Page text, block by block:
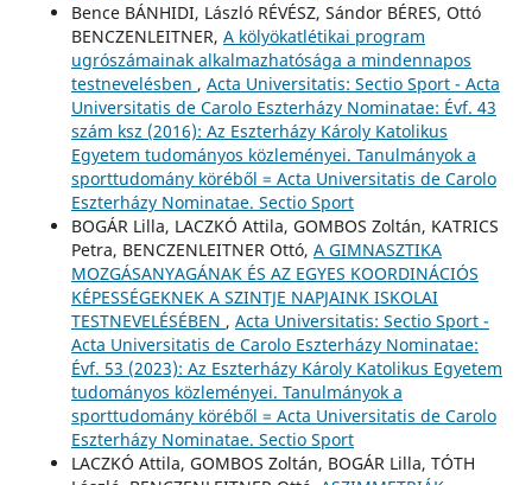
Bence BÁNHIDI, László RÉVÉSZ, Sándor BÉRES, Ottó
BENCZENLEITNER, A kölyökatlétikai program
ugrószámainak alkalmazhatósága a mindennapos
testnevelésben , Acta Universitatis: Sectio Sport - Acta
Universitatis de Carolo Eszterházy Nominatae: Évf. 43
szám ksz (2016): Az Eszterházy Károly Katolikus
Egyetem tudományos közleményei. Tanulmányok a
sporttudomány köréből = Acta Universitatis de Carolo
Eszterházy Nominatae. Sectio Sport
BOGÁR Lilla, LACZKÓ Attila, GOMBOS Zoltán, KATRICS
Petra, BENCZENLEITNER Ottó, A GIMNASZTIKA
MOZGÁSANYAGÁNAK ÉS AZ EGYES KOORDINÁCIÓS
KÉPESSÉGEKNEK A SZINTJE NAPJAINK ISKOLAI
TESTNEVELÉSÉBEN , Acta Universitatis: Sectio Sport -
Acta Universitatis de Carolo Eszterházy Nominatae:
Évf. 53 (2023): Az Eszterházy Károly Katolikus Egyetem
tudományos közleményei. Tanulmányok a
sporttudomány köréből = Acta Universitatis de Carolo
Eszterházy Nominatae. Sectio Sport
LACZKÓ Attila, GOMBOS Zoltán, BOGÁR Lilla, TÓTH